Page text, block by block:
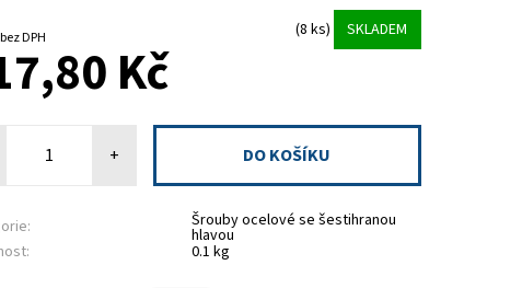
180 Kč bez DPH (8 ks) SKLADEM
Kč
+
Šrouby ocelové se šestihranou
hlavou
0.1 kg